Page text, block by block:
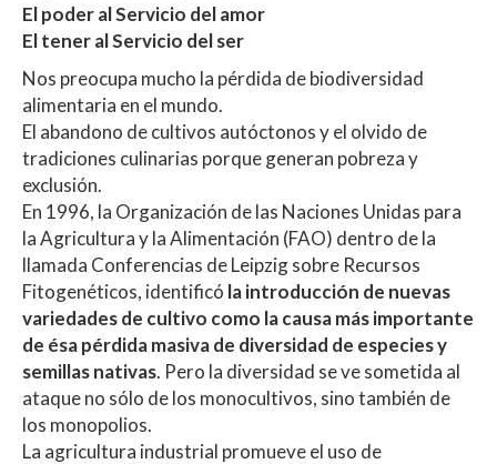
El poder al Servicio del amor
El tener al Servicio del ser
Nos preocupa mucho la pérdida de biodiversidad
alimentaria en el mundo.
El abandono de cultivos autóctonos y el olvido de
tradiciones culinarias porque generan pobreza y
exclusión.
En 1996, la Organización de las Naciones Unidas para
la Agricultura y la Alimentación (FAO) dentro de la
llamada Conferencias de Leipzig sobre Recursos
Fitogenéticos, identificó la introducción de nuevas
variedades de cultivo como la causa más importante
de ésa pérdida masiva de diversidad de especies y
semillas nativas. Pero la diversidad se ve sometida al
ataque no sólo de los monocultivos, sino también de
los monopolios.
La agricultura industrial promueve el uso de